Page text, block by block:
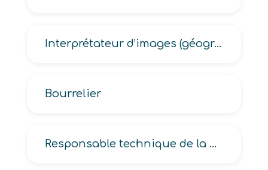
Interprétateur d’images (géographiques, photographiques)
Bourrelier
Responsable technique de la projection